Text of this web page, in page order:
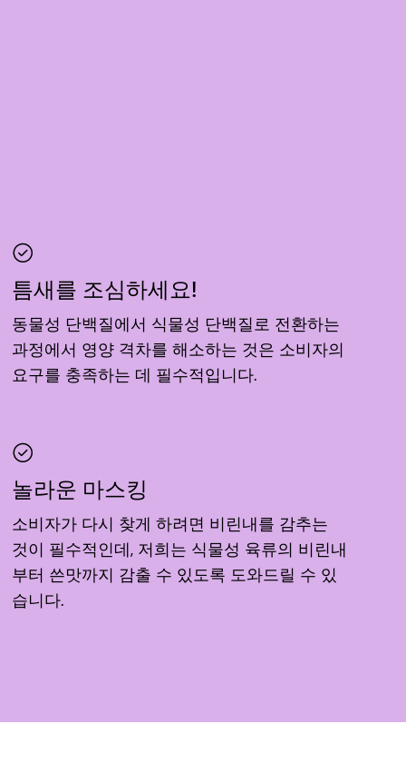
틈새를 조심하세요!
동물성 단백질에서 식물성 단백질로 전환하는
과정에서 영양 격차를 해소하는 것은 소비자의
요구를 충족하는 데 필수적입니다.
놀라운 마스킹
소비자가 다시 찾게 하려면 비린내를 감추는
것이 필수적인데, 저희는 식물성 육류의 비린내
부터 쓴맛까지 감출 수 있도록 도와드릴 수 있
습니다.